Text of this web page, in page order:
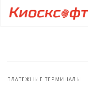
ПЛАТЕЖНЫЕ ТЕРМИНАЛЫ